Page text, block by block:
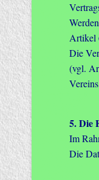
Artikel
Die
(vgl.
5. Die
Im
Die